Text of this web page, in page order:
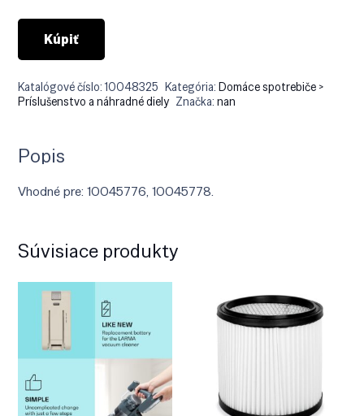
Kúpiť
Katalógové číslo:10048325 Kategória:Domáce spotrebiče >
Príslušenstvo a náhradné diely Značka:nan
Popis
Vhodné pre: 10045776, 10045778.
Súvisiace produkty